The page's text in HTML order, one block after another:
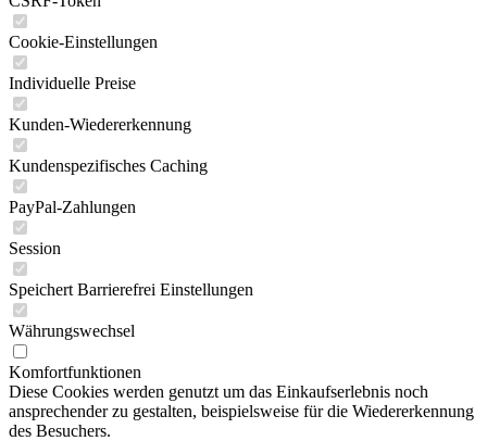
Cookie-Einstellungen
Individuelle Preise
Kunden-Wiedererkennung
Kundenspezifisches Caching
PayPal-Zahlungen
Session
Speichert Barrierefrei Einstellungen
Währungswechsel
Komfortfunktionen
Diese Cookies werden genutzt um das Einkaufserlebnis noch
ansprechender zu gestalten, beispielsweise für die Wiedererkennung
des Besuchers.